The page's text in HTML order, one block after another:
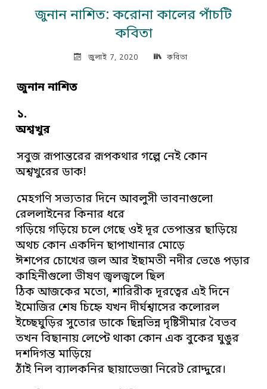
জুনান নাশিত: করোনা কালের পাঁচটি
কবিতা
জুলাই 7, 2020 কবিতা
জুনান নাশিত
১.
অশ্বখুর
সবুজ রূপান্তরের রূপকথার গল্পে নেই কোন
অশ্বখুরের ডাক!
মেহগণি সভ্যতার দিনে আবলুসী ভাবনাগুলো
রেললাইনের কিনার ধরে
গড়িয়ে গড়িয়ে চলে গেছে ওই দূর তেপান্তর ছাড়িয়ে
অথচ কোন একদিন ছাপাখানার মোড়ে
ঈশপের চোখের জল আর ইছামতী নদীর ভেঙে পড়ার
কাহিনীগুলো ভীষণ জ্বলজ্বলে ছিল
ঠিক আজকের মতো, শারিরীক দূরত্বের এই দিনে
ইমোজির শেষ চিহ্নে যখন দীর্ঘশ্বাসের কলোরল
ইচ্ছেঘুড়ির সুতোর ডাকে ছিন্নভিন্ন দৃষ্টিসীমার বৈভব
তখন বিছানায় লেপ্টে থাকা কোন এক বুকের ঘুঙুর
দশদিগন্ত মাড়িয়ে
ঠাঁই নিল ব্যালকনির ছায়াভেজা নিরেট রোদ্দুরে।